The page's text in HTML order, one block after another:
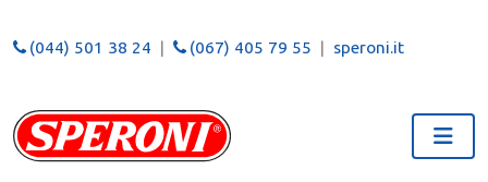
(044) 501 38 24 (067) 405 79 55 speroni.it